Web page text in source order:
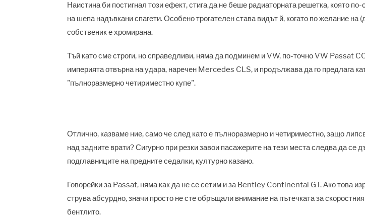
Наистина би постигнал този ефект, стига да не беше радиаторната решетка, която
на шепа надъвкани спагети. Особено трогателен става видът й, когато по желание на
собственик е хромирана.
Тъй като сме строги, но справедливи, няма да подминем и VW, по-точно VW Passat
империята отвърна на удара, наречен Mercedes CLS, и продължава да го предлага
"пълноразмерно четириместно купе".
Отлично, казваме ние, само че след като е пълноразмерно и четириместно, защо
над задните врати? Сигурно при резки завои пасажерите на тези места следва да се
подглавниците на предните седалки, културно казано.
Говорейки за Passat, няма как да не се сетим и за Bentley Continental GT. Ако това
струва абсурдно, значи просто не сте обръщали внимание на пътечката за
бентлито.